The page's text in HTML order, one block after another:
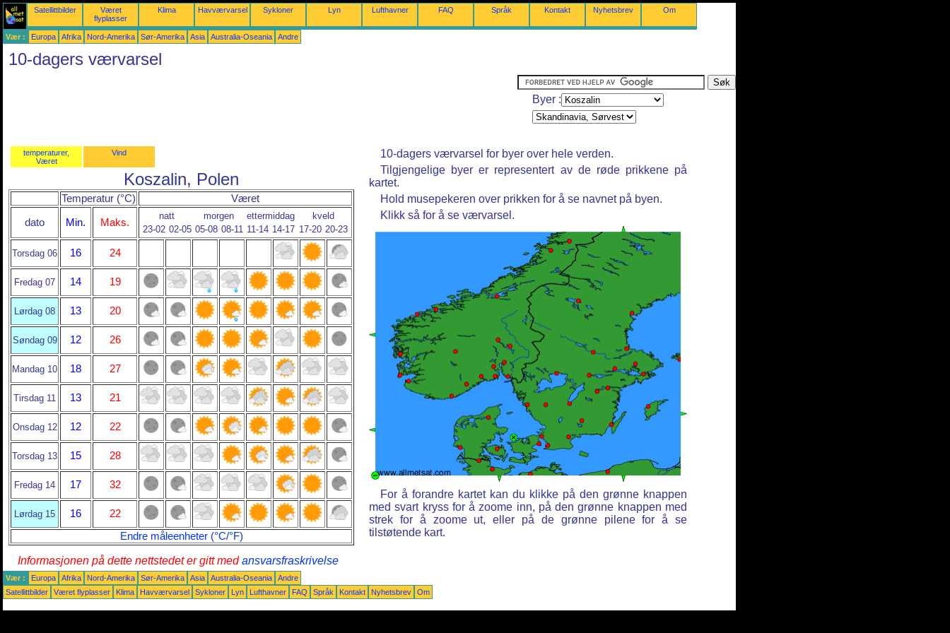
Satellittbilder
Været
flyplasser
Klima Havværvarsel Sykloner Lyn Lufthavner FAQ Språk Kontakt Nyhetsbrev Om
Vær : Europa Afrika Nord-Amerika Sør-Amerika Asia Australia-Oseania Andre
10-dagers værvarsel
Byer :
temperaturer,
Været
Vind
Koszalin, Polen
Temperatur (°C) Været
dato Min. Maks.
natt morgen ettermiddag
kveld
23-02 02-05 05-08 08-11 11-14 14-17 17-20 20-23
Torsdag 06 16 24
Fredag 07 14 19
Lørdag 08 13 20
Søndag 09 12 26
Mandag 10 18 27
Tirsdag 11 13 21
Onsdag 12 12 22
Torsdag 13 15 28
Fredag 14 17 32
Lørdag 15 16
22
Endre måleenheter (°C/°F)
10-dagers værvarsel for byer over hele verden.
Tilgjengelige byer er representert av de røde prikkene på
kartet.
Hold musepekeren over prikken for å se navnet på byen.
Klikk så for å se værvarsel.
For å forandre kartet kan du klikke på den grønne knappen
med svart kryss for å zoome inn, på den grønne knappen med
strek for å zoome ut, eller på de grønne pilene for å se
tilstøtende kart.
Informasjonen på dette nettstedet er gitt medansvarsfraskrivelse
Vær : Europa Afrika Nord-Amerika Sør-Amerika Asia Australia-Oseania
Andre
Satellittbilder
Været flyplasser Klima Havværvarsel Sykloner Lyn Lufthavner FAQ Språk Kontakt Nyhetsbrev Om